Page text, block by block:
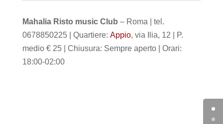
Mahalia Risto music Club – Roma | tel.
0678850225 | Quartiere: Appio, via Ilia, 12 | P.
medio € 25 | Chiusura: Sempre aperto | Orari:
18:00-02:00